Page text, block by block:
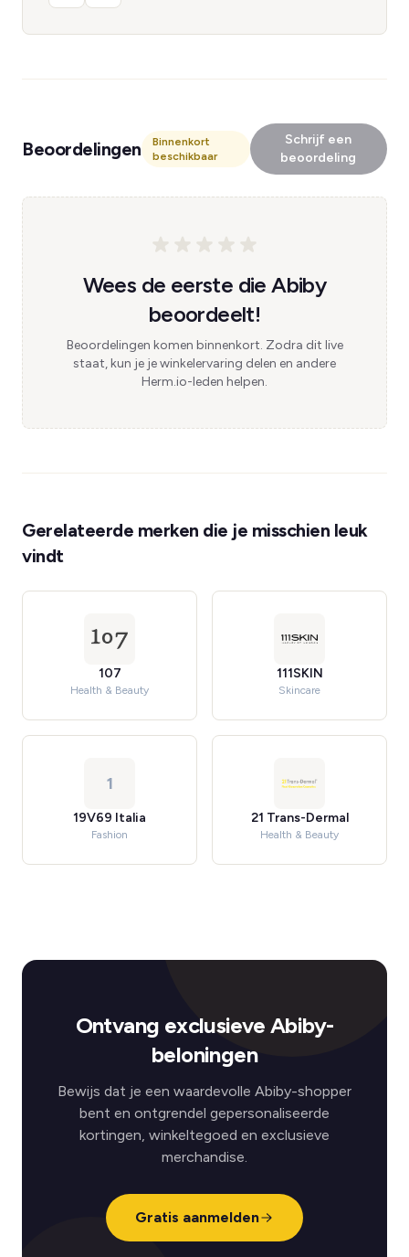
Beoordelingen
Binnenkort
beschikbaar
Schrijf een
beoordeling
Wees de eerste die Abiby
beoordeelt!
Beoordelingen komen binnenkort. Zodra dit live
staat, kun je je winkelervaring delen en andere
Herm.io-leden helpen.
Gerelateerde merken die je misschien leuk
vindt
107
Health & Beauty
111SKIN
Skincare
1
19V69 Italia
Fashion
21 Trans-Dermal
Health & Beauty
Ontvang exclusieve Abiby-
beloningen
Bewijs dat je een waardevolle Abiby-shopper
bent en ontgrendel gepersonaliseerde
kortingen, winkeltegoed en exclusieve
merchandise.
Gratis aanmelden